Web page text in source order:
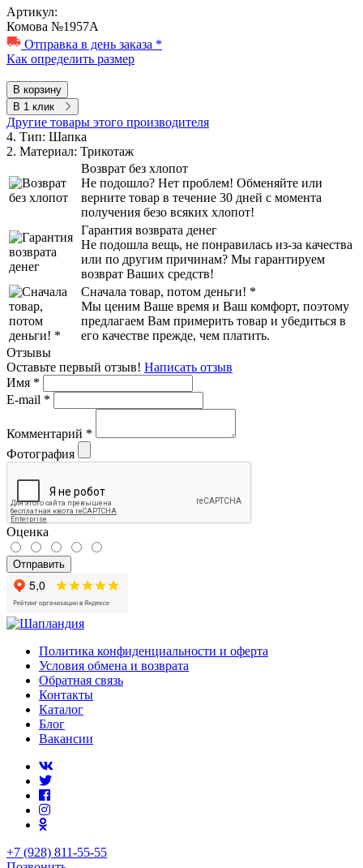
Артикул:
Комова №1957А
Отправка в день заказа *
Как определить размер
В корзину
В 1 клик
Другие товары этого производителя
4. Тип: Шапка
2. Материал: Трикотаж
Возврат без хлопот
Не подошло? Нет проблем! Обменяйте или
верните товар в течение 30 дней с момента
получения безо всяких хлопот!
Гарантия возврата денег
Не подошла вещь, не понравилась из-за качества
или по другим причинам? Мы гарантируем
возврат Ваших средств!
Сначала товар, потом деньги! *
Мы ценим Ваше время и Ваш комфорт, поэтому
предлагаем Вам примерить товар и убедиться в
его качестве прежде, чем платить.
Отзывы
Оставьте первый отзыв! Написать отзыв
Имя *
E-mail *
Комментарий *
Фотография
Оценка
Отправить
Политика конфиденциальности и оферта
Условия обмена и возврата
Обратная связь
Контакты
Каталог
Блог
Вакансии
+7 (928) 811-55-55